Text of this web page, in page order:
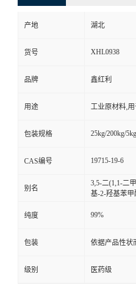
产地 湖北
货号 XHL0938
品牌 鑫红利
用途 工业原材料,
包装规格 25kg/200kg/
CAS编号 19715-19-6
别名
3,5-二(1,1-二
基-2-羟基苯甲
纯度 99%
包装 依据产品性状
级别 医药级